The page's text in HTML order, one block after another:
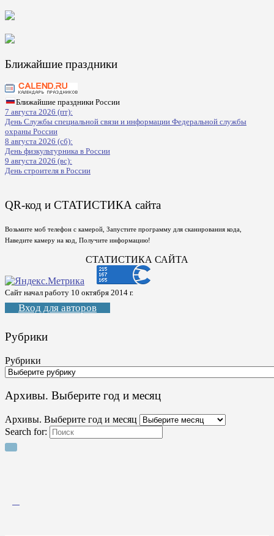
Ближайшие праздники
Ближайшие праздники России
7 августа 2026 (пт):
День Службы специальной связи и информации Федеральной службы
охраны России
8 августа 2026 (сб):
День физкультурника в России
9 августа 2026 (вс):
День строителя в России
QR-код и СТАТИСТИКА сайта
Возьмите моб телефон с камерой, Запустите программу для сканирования кода,
Наведите камеру на код, Получите информацию!
СТАТИСТИКА САЙТА
Сайт начал работу 10 октября 2014 г.
Вход для авторов
Рубрики
Рубрики
Архивы. Выберите год и месяц
Архивы. Выберите год и месяц
Search for: